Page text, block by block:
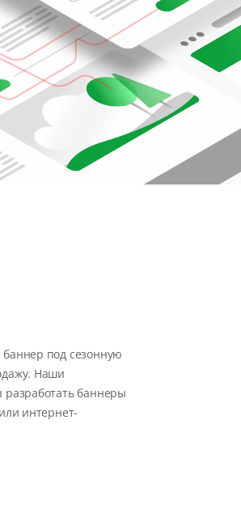
под сезонную
Наши
баннеры
интернет-